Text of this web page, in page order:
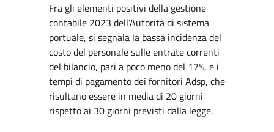
Fra gli elementi positivi della gestione
contabile 2023 dell’Autorità di sistema
portuale, si segnala la bassa incidenza del
costo del personale sulle entrate correnti
del bilancio, pari a poco meno del 17%, e i
tempi di pagamento dei fornitori Adsp, che
risultano essere in media di 20 giorni
rispetto ai 30 giorni previsti dalla legge.